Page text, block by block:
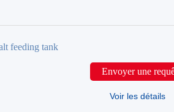
feeding tank
Envoyer une
Voir les détails